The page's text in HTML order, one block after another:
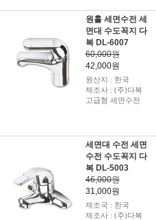
원홀 세면수전 세
면대 수도꼭지 다
복 DL-6007
60,000원
42,000원
원산지 : 한국
제조사 : (주)다복
고급형 세면수전
세면대 수전 세면
수전 수도꼭지 다
복 DL-5003
46,000원
31,000원
제조국 : 한국
제조사 : (주)다복